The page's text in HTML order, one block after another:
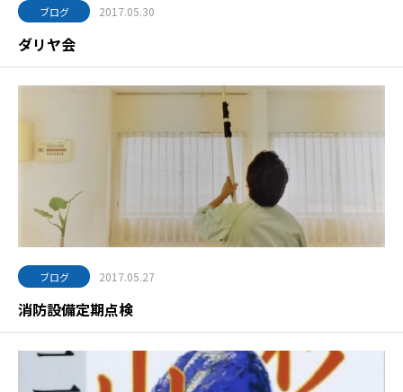
ブログ 2017.05.30
ダリヤ会
ブログ 2017.05.27
消防設備定期点検